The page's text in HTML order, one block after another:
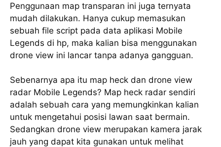
Penggunaan map transparan ini juga ternyata
mudah dilakukan. Hanya cukup memasukan
sebuah file script pada data aplikasi Mobile
Legends di hp, maka kalian bisa menggunakan
drone view ini lancar tanpa adanya gangguan.
Sebenarnya apa itu map heck dan drone view
radar Mobile Legends? Map heck radar sendiri
adalah sebuah cara yang memungkinkan kalian
untuk mengetahui posisi lawan saat bermain.
Sedangkan drone view merupakan kamera jarak
jauh yang dapat kita gunakan untuk melihat